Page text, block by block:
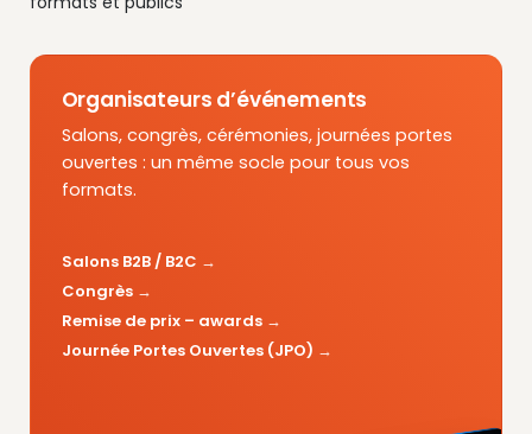
Organisateurs d’événements
Salons, congrès, cérémonies, journées portes
ouvertes : un même socle pour tous vos
formats.
Salons B2B / B2C
Congrès
Remise de prix – awards
Journée Portes Ouvertes (JPO)